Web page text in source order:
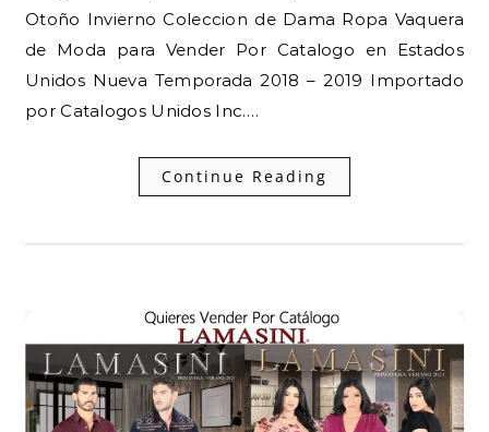
Otoño Invierno Coleccion de Dama Ropa Vaquera
de Moda para Vender Por Catalogo en Estados
Unidos Nueva Temporada 2018 – 2019 Importado
por Catalogos Unidos Inc.…
Continue Reading